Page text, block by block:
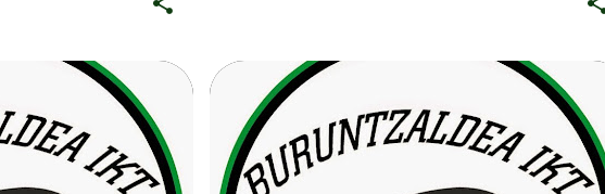
DEIALDIAK-CONVOCATORIAS
LASARTEKO SARIA | TROFEO LASARTE